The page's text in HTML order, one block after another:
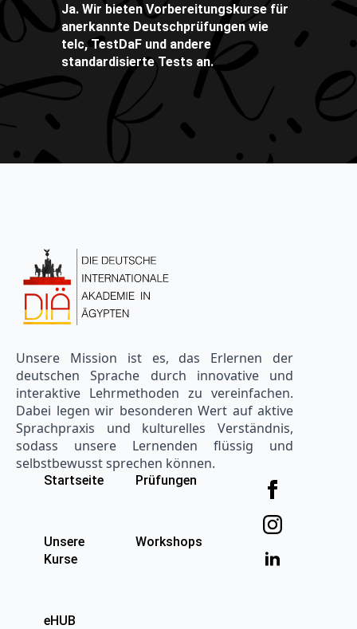
Ja. Wir bieten Vorbereitungskurse für
anerkannte Deutschprüfungen wie
telc, TestDaF und andere
standardisierte Tests an.
Unsere Mission ist es, das Erlernen der
deutschen Sprache durch innovative und
interaktive Lehrmethoden zu vereinfachen.
Dabei legen wir besonderen Wert auf aktive
Sprachpraxis und kulturelles Verständnis,
sodass unsere Lernenden flüssig und
selbstbewusst sprechen können.
Startseite
Unsere
Kurse
eHUB
Prüfungen
Workshops